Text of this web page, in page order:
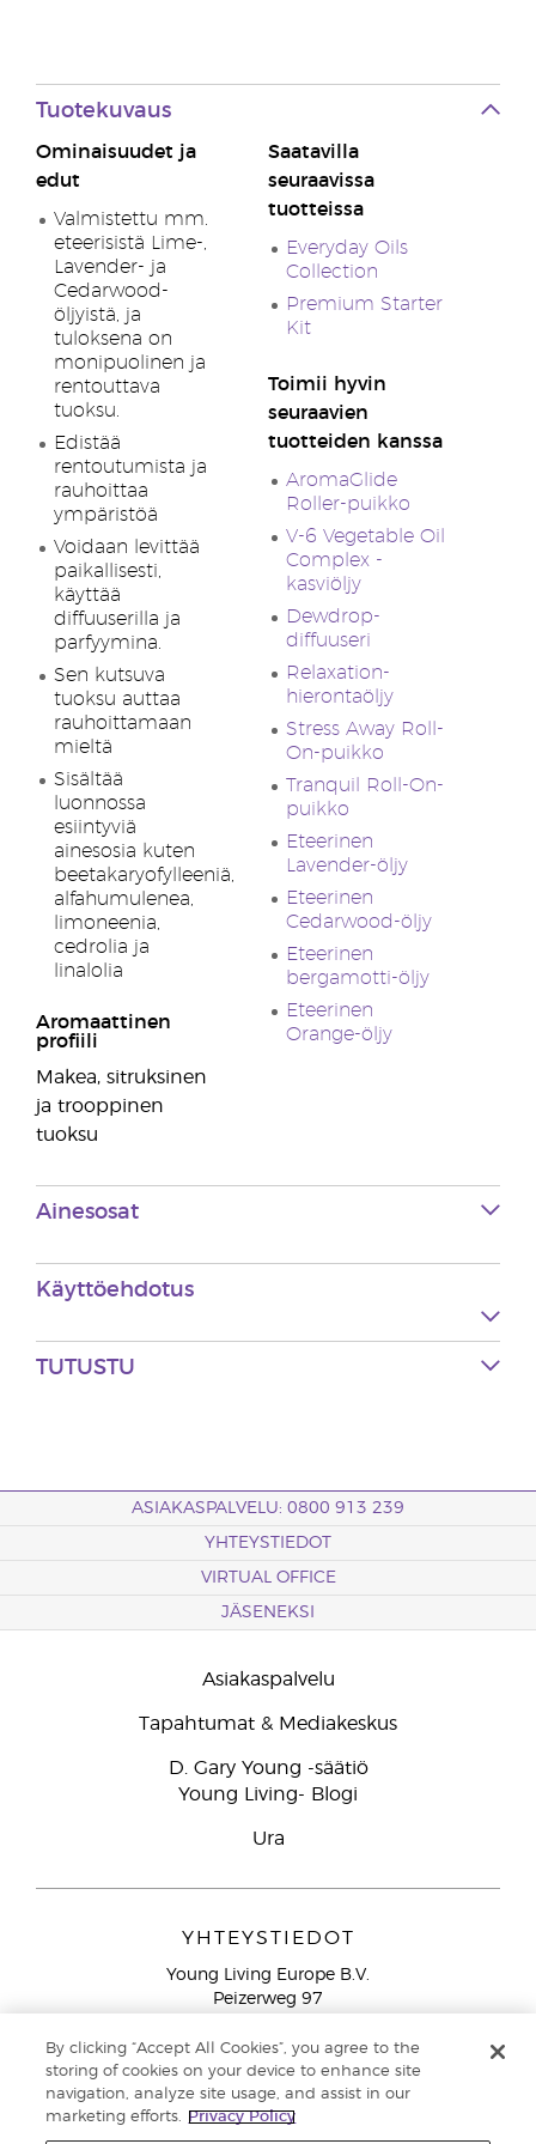
Tuotekuvaus
Ominaisuudet ja
edut
Valmistettu mm.
eteerisistä Lime-,
Lavender- ja
Cedarwood-
öljyistä, ja
tuloksena on
monipuolinen ja
rentouttava
tuoksu.
Edistää
rentoutumista ja
rauhoittaa
ympäristöä
Voidaan levittää
paikallisesti,
käyttää
diffuuserilla ja
parfyymina.
Sen kutsuva
tuoksu auttaa
rauhoittamaan
mieltä
Sisältää
luonnossa
esiintyviä
ainesosia kuten
beetakaryofylleeniä,
alfahumulenea,
limoneenia,
cedrolia ja
linalolia
Aromaattinen
profiili
Makea, sitruksinen
ja trooppinen
tuoksu
Saatavilla
seuraavissa
tuotteissa
Everyday Oils
Collection
Premium Starter
Kit
Toimii hyvin
seuraavien
tuotteiden kanssa
AromaGlide
Roller-puikko
V-6 Vegetable Oil
Complex -
kasviöljy
Dewdrop-
diffuuseri
Relaxation-
hierontaöljy
Stress Away Roll-
On-puikko
Tranquil Roll-On-
puikko
Eteerinen
Lavender-öljy
Eteerinen
Cedarwood-öljy
Eteerinen
bergamotti-öljy
Eteerinen
Orange-öljy
Ainesosat
Käyttöehdotus
TUTUSTU
ASIAKASPALVELU: 0800 913 239
YHTEYSTIEDOT
VIRTUAL OFFICE
JÄSENEKSI
Asiakaspalvelu
Tapahtumat & Mediakeskus
D. Gary Young -säätiö
Young Living- Blogi
Ura
YHTEYSTIEDOT
Young Living Europe B.V.
Peizerweg 97
Netherlands
Ilmainen yhteydenotto lankanumeroista Suomesta
913 239
By clicking “Accept All Cookies”, you agree to the
storing of cookies on your device to enhance site
navigation, analyze site usage, and assist in our
marketing efforts.
Privacy Policy